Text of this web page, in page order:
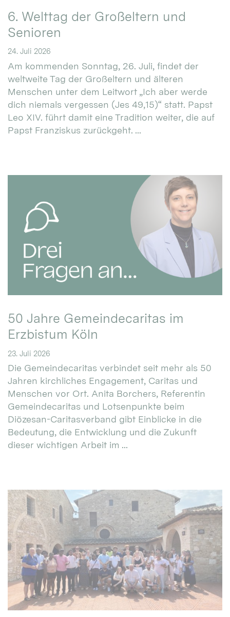
6. Welttag der Großeltern und
Senioren
24. Juli 2026
Am kommenden Sonntag, 26. Juli, findet der
weltweite Tag der Großeltern und älteren
Menschen unter dem Leitwort „Ich aber werde
dich niemals vergessen (Jes 49,15)“ statt. Papst
Leo XIV. führt damit eine Tradition weiter, die auf
Papst Franziskus zurückgeht. ...
50 Jahre Gemeindecaritas im
Erzbistum Köln
23. Juli 2026
Die Gemeindecaritas verbindet seit mehr als 50
Jahren kirchliches Engagement, Caritas und
Menschen vor Ort. Anita Borchers, Referentin
Gemeindecaritas und Lotsenpunkte beim
Diözesan-Caritasverband gibt Einblicke in die
Bedeutung, die Entwicklung und die Zukunft
dieser wichtigen Arbeit im ...